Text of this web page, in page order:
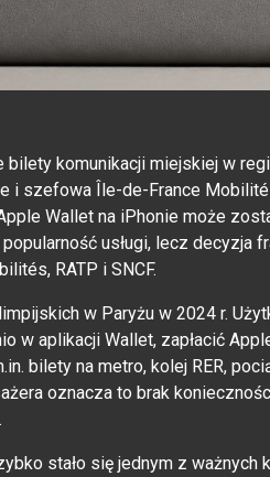
bilety komunikacji miejskiej w
i szefowa Île-de-France
Wallet na iPhonie może
usługi, lecz decyzja
RATP i SNCF.
w Paryżu w 2024 r.
w aplikacji Wallet, zapłacić
bilety na metro, kolej RER,
oznacza to brak
stało się jednym z ważnych